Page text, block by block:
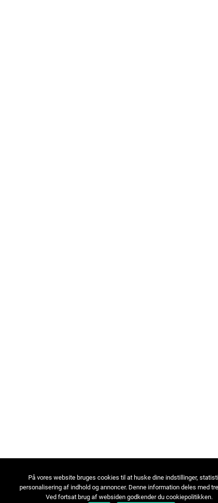
På vores website bruges cookies til at huske dine indstillinger,
personalisering af indhold og annoncer. Denne information deles med
Ved fortsat brug af websiden godkender du cookiepolitikken.